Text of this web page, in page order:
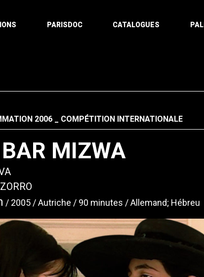
PARISDOC CATALOGUES
2006 COMPÉTITION INTERNATIONALE
MIZWA
2005 Autriche 90 minutes Allemand; Hébreu